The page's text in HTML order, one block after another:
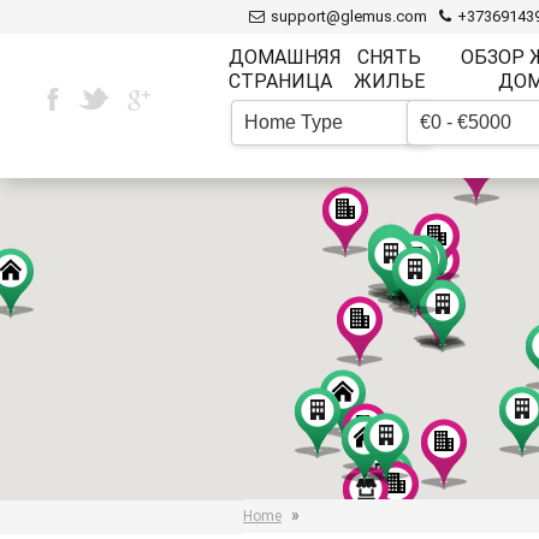
support@glemus.com
ДОМАШНЯЯ
СТРАНИЦА
СНЯТЬ
ЖИЛЬЕ
ОБЗОР
Home Type ▼€0 - €5000
Home »